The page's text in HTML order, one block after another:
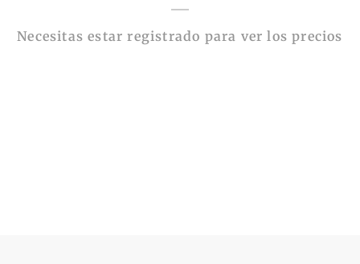
Necesitas estar registrado para ver los precios